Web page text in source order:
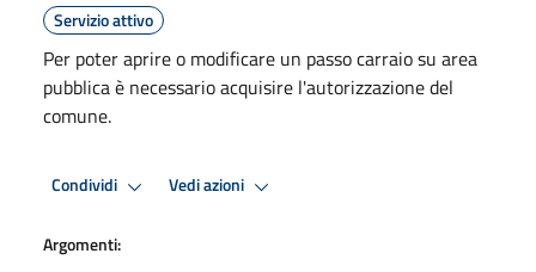
Servizio attivo
Per poter aprire o modificare un passo carraio su area
pubblica è necessario acquisire l'autorizzazione del
comune.
Condividi Vedi azioni
Argomenti: